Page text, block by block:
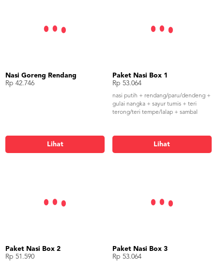
Nasi Goreng Rendang
Rp 42.746
Lihat
Paket Nasi Box 1
Rp 53.064
nasi putih + rendang/paru/dendeng +
gulai nangka + sayur tumis + teri
terong/teri tempe/lalap + sambal
Lihat
Paket Nasi Box 2
Rp 51.590
Paket Nasi Box 3
Rp 53.064